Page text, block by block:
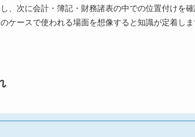
、次に会計・簿記・財務諸表の中での位置付けを
ケースで使われる場面を想像すると知識が定着しま